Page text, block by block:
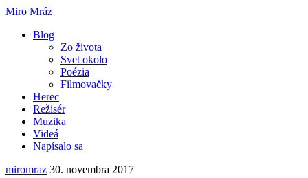
Miro Mráz
Blog
Zo života
Svet okolo
Poézia
Filmovačky
Herec
Režisér
Muzika
Videá
Napísalo sa
miromraz 30. novembra 2017